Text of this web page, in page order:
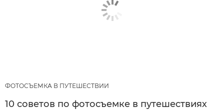
ФОТОСЪЕМКА В ПУТЕШЕСТВИИ
10 советов по фотосъемке в путешествиях